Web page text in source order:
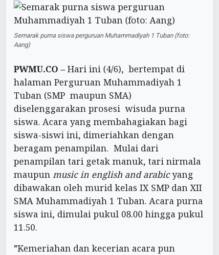
Semarak purna siswa perguruan Muhammadiyah 1 Tuban (foto:
Aang)
PWMU.CO – Hari ini (4/6), bertempat di
halaman Perguruan Muhammadiyah 1
Tuban (SMP maupun SMA)
diselenggarakan prosesi wisuda purna
siswa. Acara yang membahagiakan bagi
siswa-siswi ini, dimeriahkan dengan
beragam penampilan. Mulai dari
penampilan tari getak manuk, tari nirmala
maupun music in english and arabicyang
dibawakan oleh murid kelas IX SMP dan XII
SMA Muhammadiyah 1 Tuban. Acara purna
siswa ini, dimulai pukul 08.00 hingga pukul
11.50.
”Kemeriahan dan kecerian acara pun